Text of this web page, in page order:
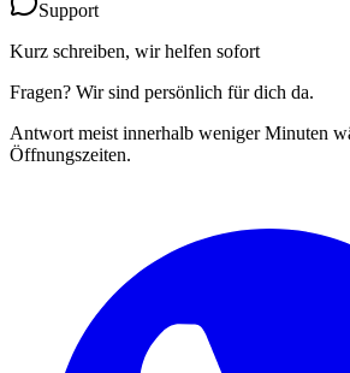
Support
Kurz schreiben, wir helfen sofort
Fragen? Wir sind persönlich für dich da.
Antwort meist innerhalb weniger Minuten
Öffnungszeiten.